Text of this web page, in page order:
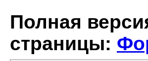
Полная
страницы: